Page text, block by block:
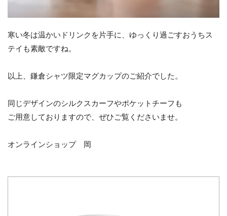
寒い冬は温かいドリンクを片手に、ゆっくり過ごすおうちス
テイも素敵ですね。
以上、鎌倉シャツ限定マグカップのご紹介でした。
同じデザインのシルクスカーフやポケットチーフも
ご用意しておりますので、ぜひご覧くださいませ。
オンラインショップ 岡